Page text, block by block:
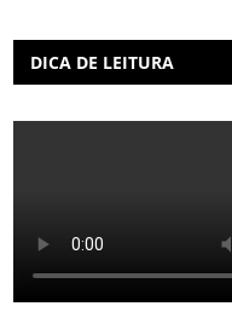
DICA DE LEITURA